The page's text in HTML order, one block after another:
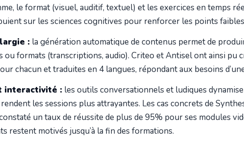
le format (visuel, auditif, textuel) et les exercices en temps
sur les sciences cognitives pour renforcer les points
: la génération automatique de contenus permet de
ou formats (transcriptions, audio). Criteo et Antisel ont ainsi pu
chacun et traduites en 4 langues, répondant aux besoins
interactivité : les outils conversationnels et ludiques
les sessions plus attrayantes. Les cas concrets de
un taux de réussite de plus de 95% pour ses modules
restent motivés jusqu’à la fin des formations.